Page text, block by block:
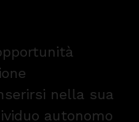
nella sua
autonomo